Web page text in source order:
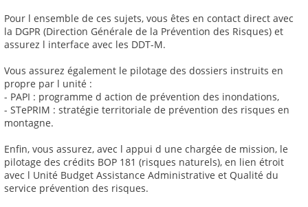
Pour l ensemble de ces sujets, vous êtes en contact direct avec
la DGPR (Direction Générale de la Prévention des Risques) et
assurez l interface avec les DDT-M.
Vous assurez également le pilotage des dossiers instruits en
propre par l unité :
- PAPI : programme d action de prévention des inondations,
- STePRIM : stratégie territoriale de prévention des risques en
montagne.
Enfin, vous assurez, avec l appui d une chargée de mission, le
pilotage des crédits BOP 181 (risques naturels), en lien étroit
avec l Unité Budget Assistance Administrative et Qualité du
service prévention des risques.